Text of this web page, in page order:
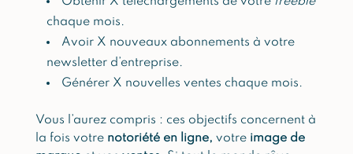
chaque mois.
Avoir X nouveaux abonnements à votre
newsletter d’entreprise.
Générer X nouvelles ventes chaque mois.
Vous l’aurez compris : ces objectifs concernent à
la fois votre notoriété en ligne, votre image de